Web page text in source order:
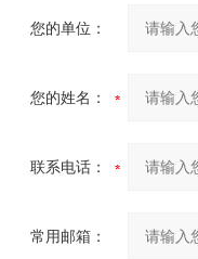
您的单位：
您的姓名：
联系电话：
常用邮箱：